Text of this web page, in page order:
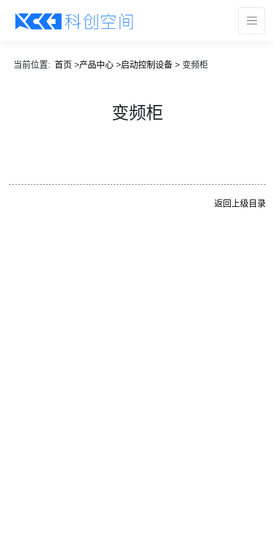
当前位置: 首页 >产品中心 >启动控制设备 > 变频柜
变频柜
返回上级目录